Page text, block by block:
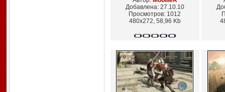
Добавлена: 27.10.10
Просмотров: 1012
480x272, 58,96 Kb